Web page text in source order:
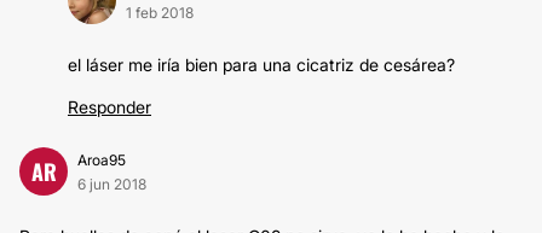
1 feb 2018
el láser me iría bien para una cicatriz de cesárea?
Responder
AR
Aroa95
6 jun 2018